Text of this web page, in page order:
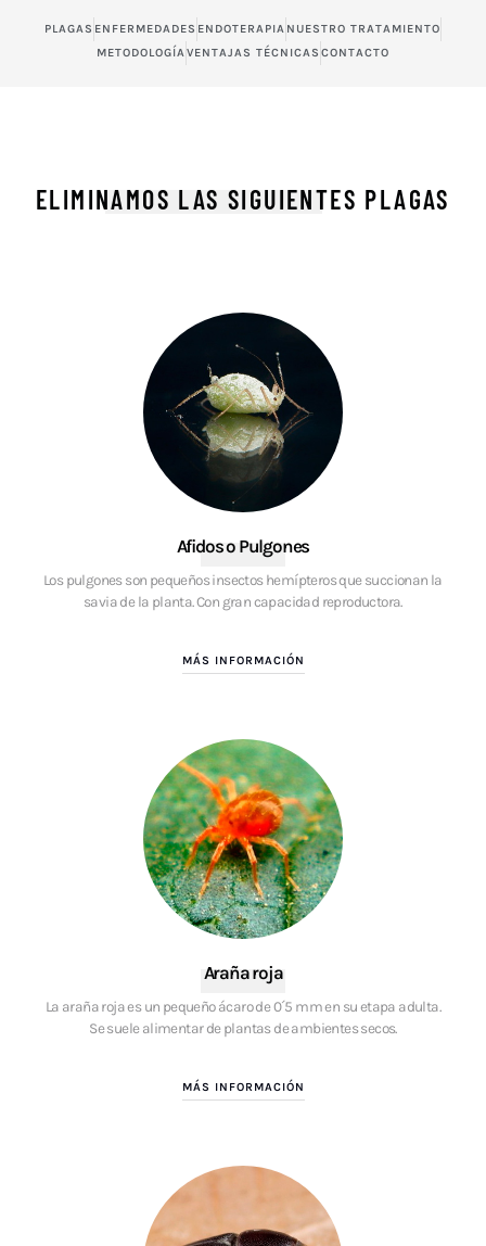
PLAGAS ENFERMEDADES ENDOTERAPIA NUESTRO TRATAMIENTO
METODOLOGÍA VENTAJAS TÉCNICAS CONTACTO
ELIMINAMOS LAS SIGUIENTES PLAGAS
Afidos o Pulgones
Los pulgones son pequeños insectos hemípteros que succionan la
savia de la planta. Con gran capacidad reproductora.
MÁS INFORMACIÓN
Araña roja
La araña roja es un pequeño ácaro de 0´5 mm en su etapa adulta.
Se suele alimentar de plantas de ambientes secos.
MÁS INFORMACIÓN